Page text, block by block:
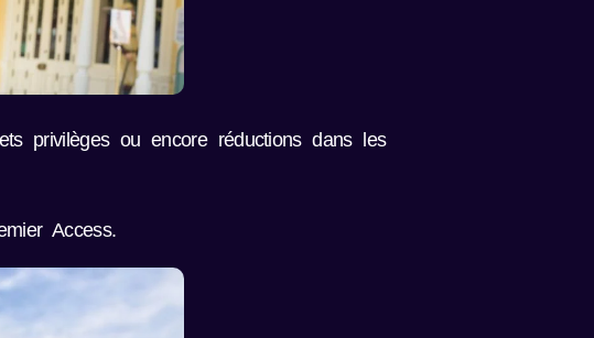
privilèges ou encore réductions dans les
Access.